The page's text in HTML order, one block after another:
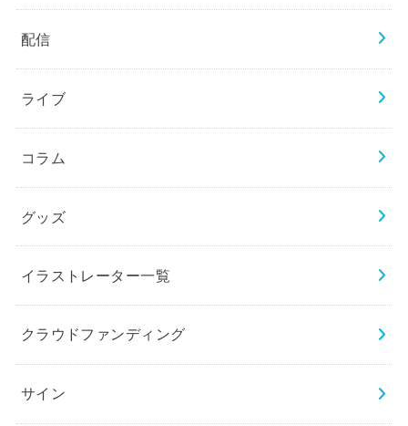
配信
ライブ
コラム
グッズ
イラストレーター一覧
クラウドファンディング
サイン